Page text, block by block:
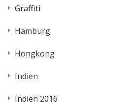
Graffiti
Hamburg
Hongkong
Indien
Indien 2016